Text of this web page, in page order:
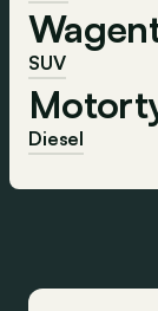
SUV
Diesel